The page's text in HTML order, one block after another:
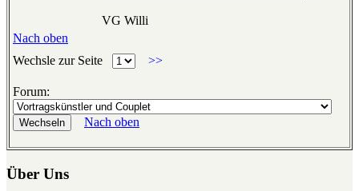
VG Willi
Nach oben
Wechsle zur Seite
>>
Forum:
Nach oben
Über Uns